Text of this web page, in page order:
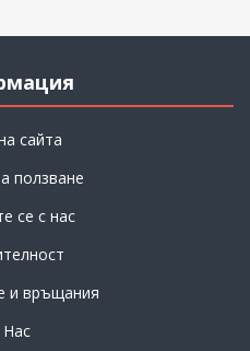
сайта
ползване
се с нас
и връщания